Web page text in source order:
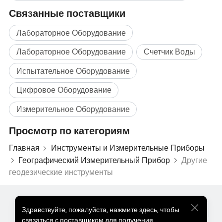
Приработе с скважинами, содержащими масло или
воздух, вместо бревен электрического сопротивления
берется бревна.
В журналах скважин, где имеется потенциал
спонтанного дыхания (SP), можно узнать, насколько
пористостью или проницаемостью является пласт.
Связанные поставщики
Лабораторное Оборудование
Лабораторное Оборудование
Счетчик Воды
Испытательное Оборудование
Цифровое Оборудование
Измерительное Оборудование
Просмотр по категориям
Главная
Инструменты и Измерительные Приборы
Географический Измерительный Прибор
Другие
геодезические инструменты
Здравствуйте, пожалуйста, нажмите здесь, чтобы
связаться с поставщиком для получения
Оптом Горячие Товары
Звездный покупатель
ПК Сайт